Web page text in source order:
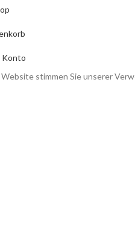
Konto
stimmen Sie unserer